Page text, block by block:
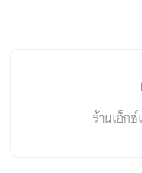
ร้านเอ็ก